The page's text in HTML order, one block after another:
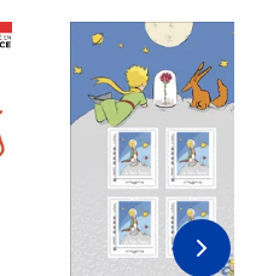
Prix 7,50€